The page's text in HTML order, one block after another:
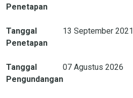
Penetapan
Tanggal
Penetapan
13 September 2021
Tanggal
Pengundangan
07 Agustus 2026